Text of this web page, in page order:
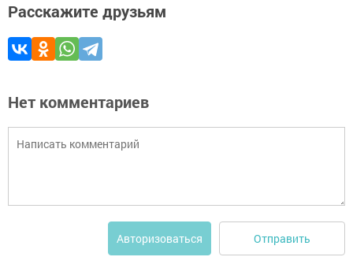
Расскажите друзьям
Нет комментариев
Авторизоваться Отправить